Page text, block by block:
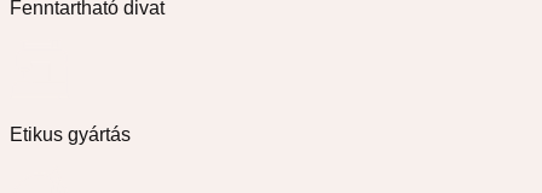
Fenntartható divat
Etikus gyártás